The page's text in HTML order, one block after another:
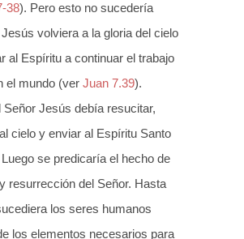
38). Pero esto no sucedería
volviera a la gloria del cielo
al Espíritu a continuar el trabajo
el mundo (ver Juan 7.39).
Señor Jesús debía resucitar,
cielo y enviar al Espíritu Santo
se predicaría el hecho de
resurrección del Señor. Hasta
los seres humanos
los elementos necesarios para